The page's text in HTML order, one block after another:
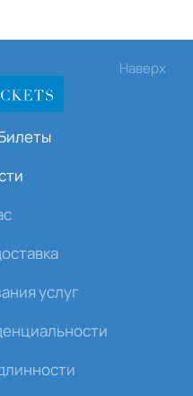
Наверх
услуг